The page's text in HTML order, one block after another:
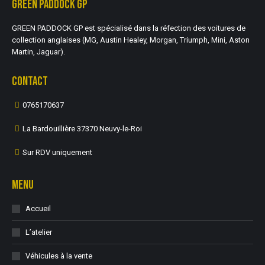
GREEN PADDOCK GP
GREEN PADDOCK GP est spécialisé dans la réfection des voitures de
collection anglaises (MG, Austin Healey, Morgan, Triumph, Mini, Aston
Martin, Jaguar).
CONTACT
0765170637
La Bardouillière 37370 Neuvy-le-Roi
Sur RDV uniquement
MENU
Accueil
L’atelier
Véhicules à la vente